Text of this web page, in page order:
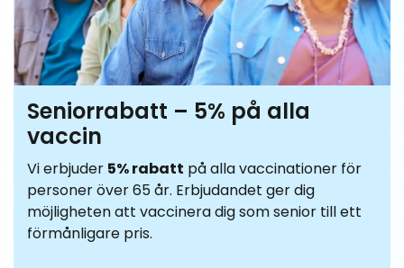
Seniorrabatt – 5% på alla
vaccin
Vi erbjuder 5% rabatt på alla vaccinationer för
personer över 65 år. Erbjudandet ger dig
möjligheten att vaccinera dig som senior till ett
förmånligare pris.